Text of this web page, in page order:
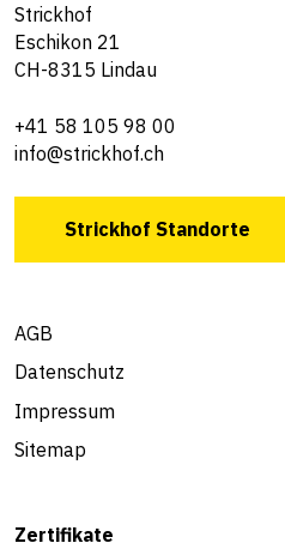
Strickhof
Eschikon 21
CH-8315 Lindau
+41 58 105 98 00
info@strickhof.ch
Strickhof Standorte
AGB
Datenschutz
Impressum
Sitemap
Zertifikate